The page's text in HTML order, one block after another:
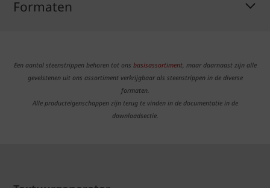
Formaten
Een aantal steenstrippen behoren tot ons basisassortiment, maar daarnaast zijn alle
gevelstenen uit ons assortiment verkrijgbaar als steenstrippen in de diverse
formaten.
Alle producteigenschappen zijn terug te vinden in de documentatie in de
downloadsectie.